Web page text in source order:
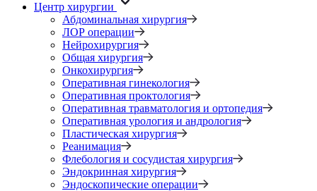
Центр хирургии
Абдоминальная хирургия
ЛОР операции
Нейрохирургия
Общая хирургия
Онкохирургия
Оперативная гинекология
Оперативная проктология
Оперативная травматология и ортопедия
Оперативная урология и андрология
Пластическая хирургия
Реанимация
Флебология и сосудистая хирургия
Эндокринная хирургия
Эндоскопические операции